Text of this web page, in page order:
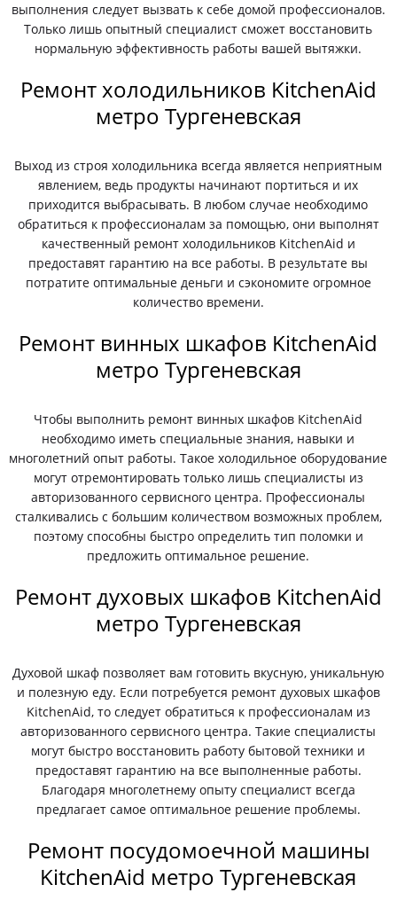
выполнения следует вызвать к себе домой профессионалов.
Только лишь опытный специалист сможет восстановить
нормальную эффективность работы вашей вытяжки.
Ремонт холодильников KitchenAid
метро Тургеневская
Выход из строя холодильника всегда является неприятным
явлением, ведь продукты начинают портиться и их
приходится выбрасывать. В любом случае необходимо
обратиться к профессионалам за помощью, они выполнят
качественный ремонт холодильников KitchenAid и
предоставят гарантию на все работы. В результате вы
потратите оптимальные деньги и сэкономите огромное
количество времени.
Ремонт винных шкафов KitchenAid
метро Тургеневская
Чтобы выполнить ремонт винных шкафов KitchenAid
необходимо иметь специальные знания, навыки и
многолетний опыт работы. Такое холодильное оборудование
могут отремонтировать только лишь специалисты из
авторизованного сервисного центра. Профессионалы
сталкивались с большим количеством возможных проблем,
поэтому способны быстро определить тип поломки и
предложить оптимальное решение.
Ремонт духовых шкафов KitchenAid
метро Тургеневская
Духовой шкаф позволяет вам готовить вкусную, уникальную
и полезную еду. Если потребуется ремонт духовых шкафов
KitchenAid, то следует обратиться к профессионалам из
авторизованного сервисного центра. Такие специалисты
могут быстро восстановить работу бытовой техники и
предоставят гарантию на все выполненные работы.
Благодаря многолетнему опыту специалист всегда
предлагает самое оптимальное решение проблемы.
Ремонт посудомоечной машины
KitchenAid метро Тургеневская